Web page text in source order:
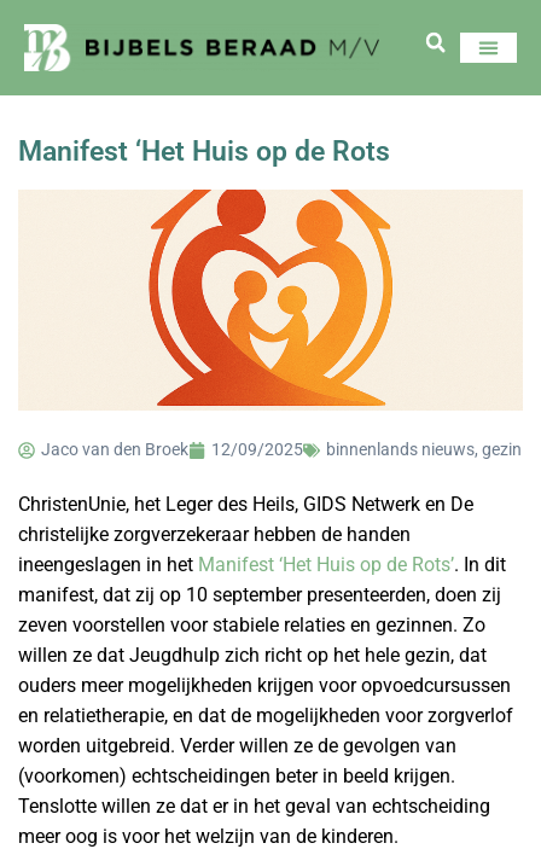
Manifest ‘Het Huis op de Rots
Jaco van den Broek 12/09/2025 binnenlands nieuws, gezin
ChristenUnie, het Leger des Heils, GIDS Netwerk en De
christelijke zorgverzekeraar hebben de handen
ineengeslagen in het Manifest ‘Het Huis op de Rots’. In dit
manifest, dat zij op 10 september presenteerden, doen zij
zeven voorstellen voor stabiele relaties en gezinnen. Zo
willen ze dat Jeugdhulp zich richt op het hele gezin, dat
ouders meer mogelijkheden krijgen voor opvoedcursussen
en relatietherapie, en dat de mogelijkheden voor zorgverlof
worden uitgebreid. Verder willen ze de gevolgen van
(voorkomen) echtscheidingen beter in beeld krijgen.
Tenslotte willen ze dat er in het geval van echtscheiding
meer oog is voor het welzijn van de kinderen.